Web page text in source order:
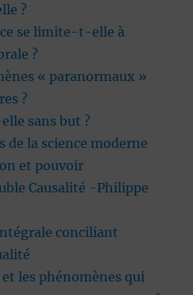
?
se limite-t-elle à
?
« paranormaux »
?
sans but ?
de la science moderne
et pouvoir
Causalité -Philippe
conciliant
et les phénomènes qui